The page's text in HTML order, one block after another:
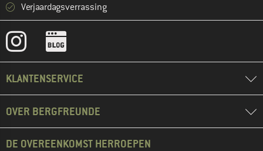
Verjaardagsverrassing
KLANTENSERVICE
OVER BERGFREUNDE
DE OVEREENKOMST HERROEPEN